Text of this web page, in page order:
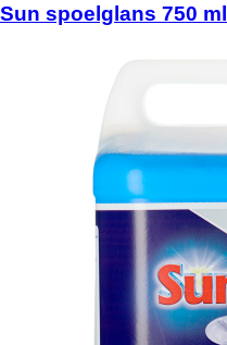
Sun spoelglans 750 ml